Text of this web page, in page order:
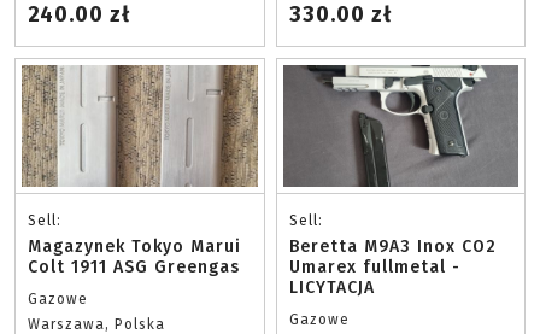
240.00 zł 330.00 zł
Sell:
Magazynek Tokyo Marui
Colt 1911 ASG Greengas
Gazowe
Warszawa, Polska
Sell:
Beretta M9A3 Inox CO2
Umarex fullmetal -
LICYTACJA
Gazowe